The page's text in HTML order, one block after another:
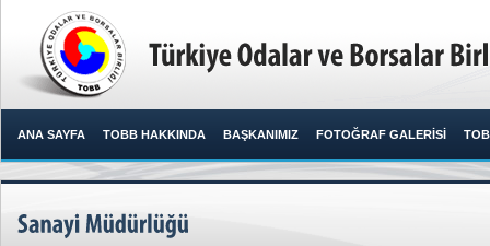
ANA SAYFA TOBB HAKKINDA BAŞKANIMIZ FOTOĞRAF GALERİSİ